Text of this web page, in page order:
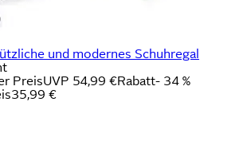
und modernes Schuhregal
PreisUVP 54,99 €Rabatt- 34 %
35,99 €